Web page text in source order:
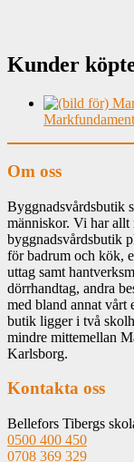
Kunder
Om oss
Byggnadsvårdsbutik
människor. Vi har allt
byggnadsvårdsbutik
för badrum och kök,
uttag samt
dörrhandtag, andra
med bland annat vårt
butik ligger i två
mindre mittemellan
Karlsborg.
Kontakta oss
Bellefors Tibergs
0500 400 450
0708 369 329